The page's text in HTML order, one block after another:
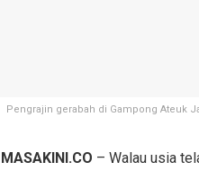
Pengrajin gerabah di Gampong Ateuk
MASAKINI.CO – Walau usia